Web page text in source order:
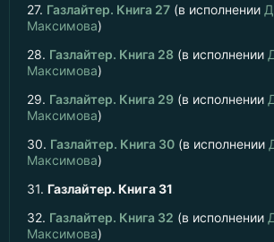
27. Газлайтер. Книга 27 (в исполнении
Максимова)
28. Газлайтер. Книга 28 (в исполнении
Максимова)
29. Газлайтер. Книга 29 (в исполнении
Максимова)
30. Газлайтер. Книга 30 (в исполнении
Максимова)
31. Газлайтер. Книга 31
32. Газлайтер. Книга 32 (в исполнении
Максимова)